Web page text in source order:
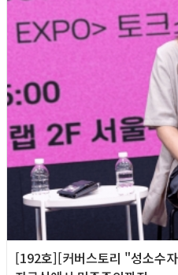
[192호][커버스토리 "성소수